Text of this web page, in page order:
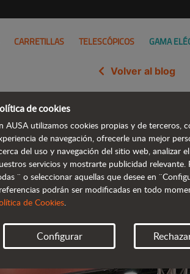
CARRETILLAS TELESCÓPICOS GAMA
Volver al blog
soluciones
de cookies
AUSA utilizamos cookies propias y de terceros,
de navegación, ofrecerle una mejor
del uso y navegación del sitio web, analizar
servicios y mostrarte publicidad
¨ o seleccionar aquellas que desee en
podrán ser modificadas en todo
de Cookies.
Configurar